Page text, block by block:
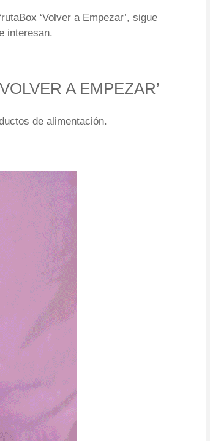
‘Volver a Empezar’, sigue
interesan.
A EMPEZAR’
de alimentación.